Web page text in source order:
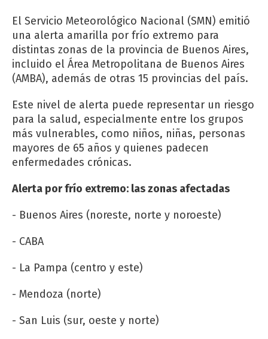
El Servicio Meteorológico Nacional (SMN) emitió
una alerta amarilla por frío extremo para
distintas zonas de la provincia de Buenos Aires,
incluido el Área Metropolitana de Buenos Aires
(AMBA), además de otras 15 provincias del país.
Este nivel de alerta puede representar un riesgo
para la salud, especialmente entre los grupos
más vulnerables, como niños, niñas, personas
mayores de 65 años y quienes padecen
enfermedades crónicas.
Alerta por frío extremo: las zonas afectadas
- Buenos Aires (noreste, norte y noroeste)
- CABA
- La Pampa (centro y este)
- Mendoza (norte)
- San Luis (sur, oeste y norte)